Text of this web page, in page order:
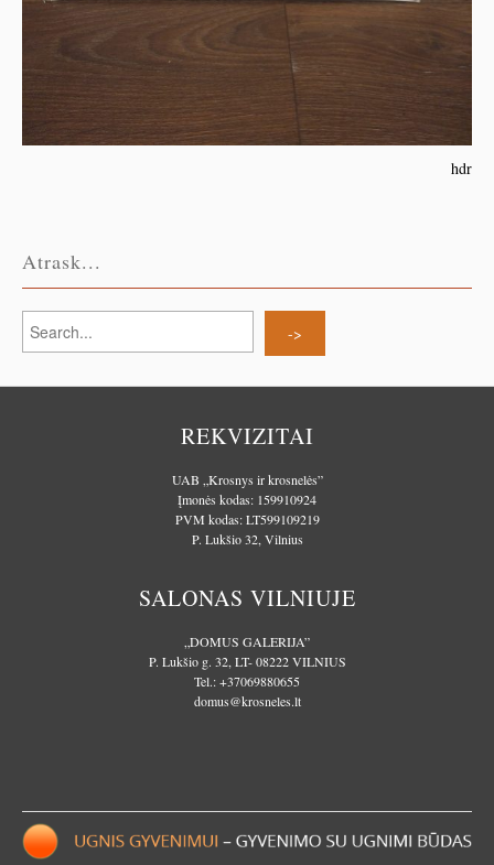
hdr
Atrask...
REKVIZITAI
UAB „Krosnys ir krosnelės”
Įmonės kodas: 159910924
PVM kodas: LT599109219
P. Lukšio 32, Vilnius
SALONAS VILNIUJE
„DOMUS GALERIJA”
P. Lukšio g. 32, LT- 08222 VILNIUS
Tel.:+37069880655
domus@krosneles.lt